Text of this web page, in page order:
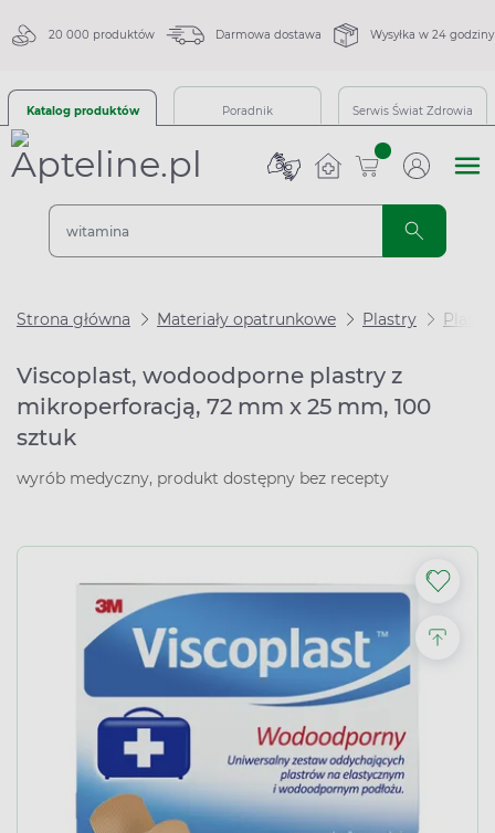
20 000 produktów Darmowa dostawa Wysyłka w 24 godziny
Katalog produktów Poradnik Serwis Świat Zdrowia
sztuk
Strona główna Materiały opatrunkowe Plastry
Viscoplast, wodoodporne plastry z
mikroperforacją, 72 mm x 25 mm, 100
sztuk
wyrób medyczny, produkt dostępny bez recepty